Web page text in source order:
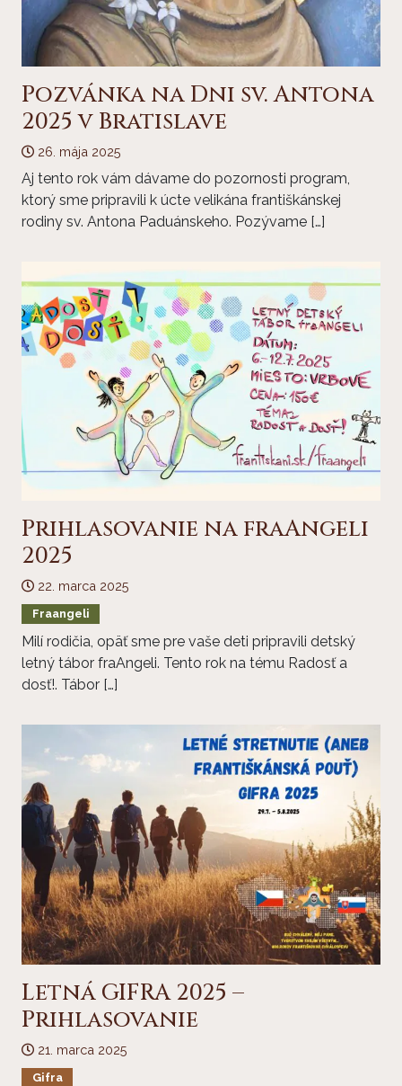
Pozvánka na Dni sv. Antona
2025 v Bratislave
26. mája 2025
Aj tento rok vám dávame do pozornosti program,
ktorý sme pripravili k úcte velikána františkánskej
rodiny sv. Antona Paduánskeho. Pozývame […]
Prihlasovanie na fraAngeli
2025
22. marca 2025
Fraangeli
Milí rodičia, opäť sme pre vaše deti pripravili detský
letný tábor fraAngeli. Tento rok na tému Radosť a
dosť!. Tábor […]
Letná GIFRA 2025 –
Prihlasovanie
21. marca 2025
Gifra